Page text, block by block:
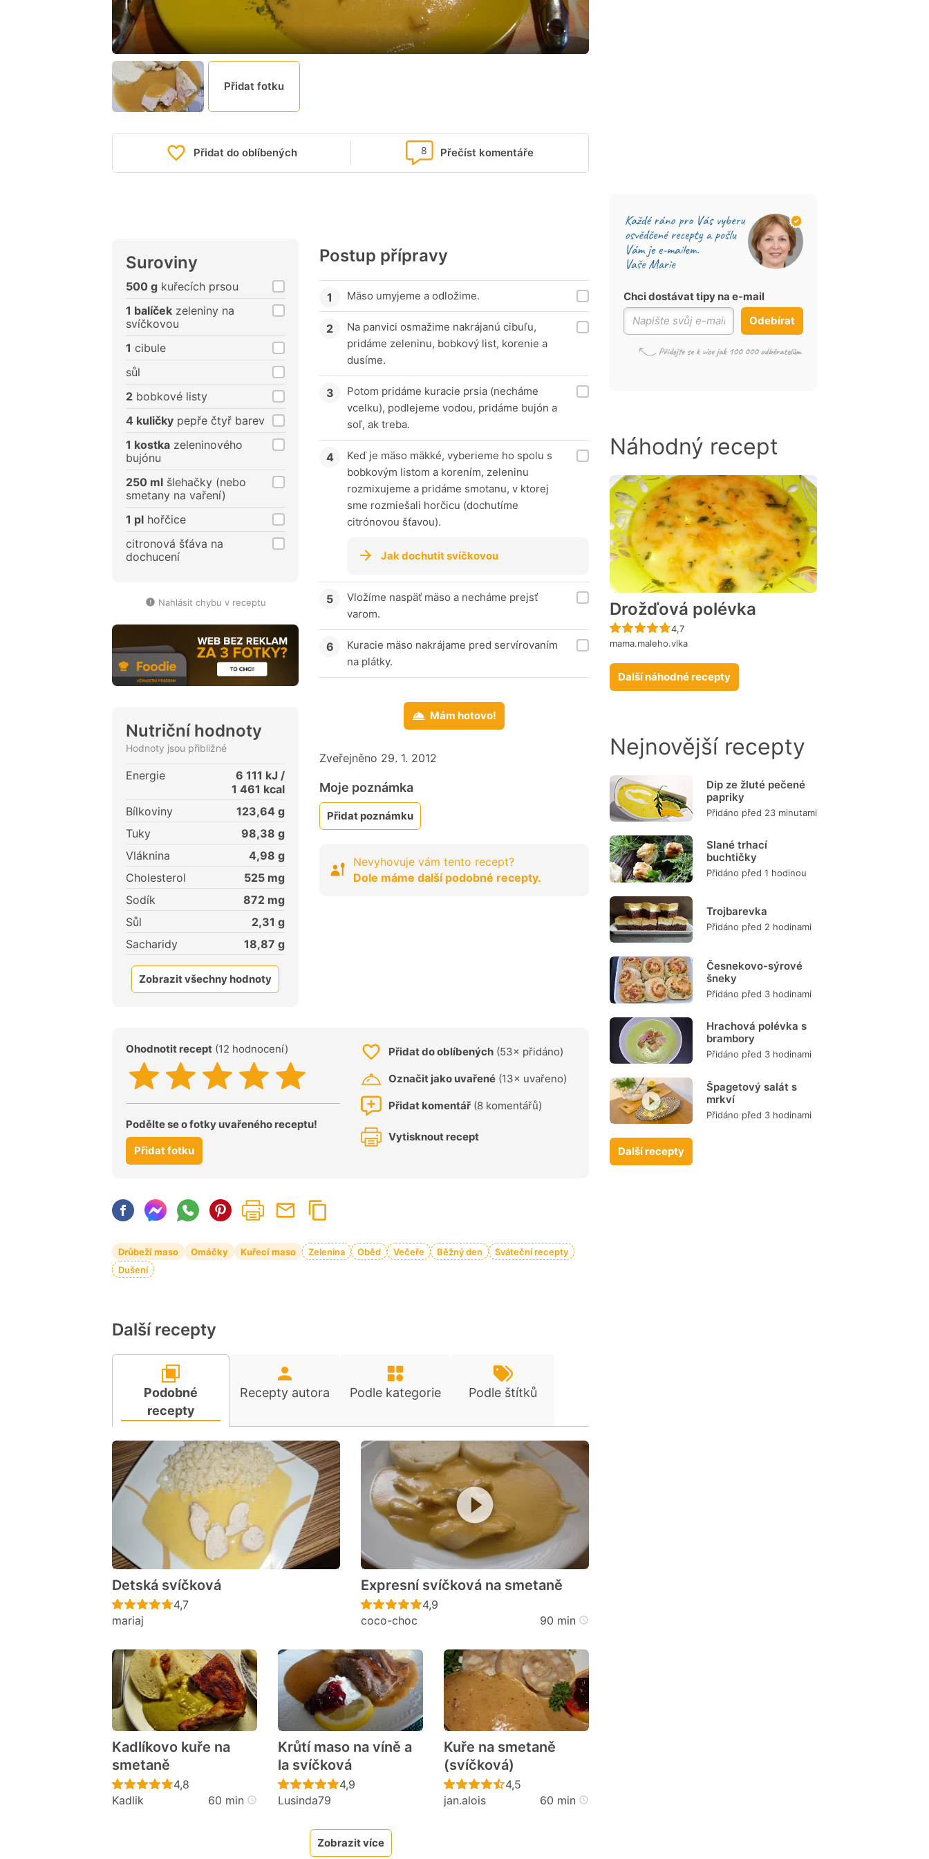
Přidat fotku
Přidat do oblíbených Přečíst komentáře
8
Suroviny
500 g kuřecích prsou
1 balíček zeleniny na
svíčkovou
1 cibule
sůl
2 bobkové listy
4 kuličky pepře čtyř barev
1 kostka zeleninového
bujónu
250 ml šlehačky (nebo
smetany na vaření)
1 pl hořčice
citronová šťáva na
dochucení
Nahlásit chybu v receptu
Nutriční hodnoty
Hodnoty jsou přibližné
Energie 6 111 kJ /
1 461 kcal
Bílkoviny
123,64 g
Tuky
98,38 g
Vláknina
4,98 g
Cholesterol
525 mg
Sodík
872 mg
Sůl
2,31 g
Sacharidy
18,87 g
Zobrazit všechny hodnoty
Postup přípravy
Mäso umyjeme a odložime.
Na panvici osmažime nakrájanú cibuľu,
pridáme zeleninu, bobkový list, korenie a
dusíme.
Potom pridáme kuracie prsia (necháme
vcelku), podlejeme vodou, pridáme bujón a
soľ, ak treba.
Keď je mäso mäkké, vyberieme ho spolu s
bobkovým listom a korením, zeleninu
rozmixujeme a pridáme smotanu, v ktorej
sme rozmiešali horčicu (dochutíme
citrónovou šťavou).
Jak dochutit svíčkovou
Vložíme naspäť mäso a necháme prejsť
varom.
Kuracie mäso nakrájame pred servírovaním
na plátky.
Mám hotovo!
Zveřejněno 29. 1. 2012
Moje poznámka
Přidat poznámku
Nevyhovuje vám tento recept?
Dole máme další podobné recepty.
Ohodnotit recept (12 hodnocení)
Podělte se o fotky uvařeného receptu!
Přidat fotku
Přidat do oblíbených (53× přidáno)
Označit jako uvařené (13× uvařeno)
Přidat komentář (8 komentářů)
Vytisknout recept
Drůbeží maso Omáčky Kuřecí maso Zelenina Oběd Večeře Běžný den
Sváteční recepty
Dušení
Další recepty
Podobné
recepty
Recepty autora Podle kategorie Podle štítků
Detská svíčková
Recept ještě nebyl hodnocen
4,7
mariaj
Expresní svíčková na smetaně
Recept ještě nebyl hodnocen
4,9
coco-choc
90 min
Kadlíkovo kuře na
smetaně
Recept ještě nebyl hodnocen
4,8
Kadlik
60 min
Krůtí maso na víně a
la svíčková
Recept ještě nebyl hodnocen
4,9
Lusinda79
Kuře na smetaně
(svíčková)
Recept ještě nebyl hodnocen
4,5
jan.alois
60 min
Zobrazit více
Chci dostávat tipy na e-mail
Odebírat
Náhodný recept
Drožďová polévka
Recept ještě nebyl hodnocen
4,7
mama.maleho.vlka
Další náhodné recepty
Nejnovější recepty
Dip ze žluté pečené
papriky
Přidáno před 23 minutami
Slané trhací
buchtičky
Přidáno před 1 hodinou
Trojbarevka
Přidáno před 2 hodinami
Česnekovo-sýrové
šneky
Přidáno před 3 hodinami
Hrachová polévka s
brambory
Přidáno před 3 hodinami
Špagetový salát s
mrkví
Přidáno před 3 hodinami
Další recepty